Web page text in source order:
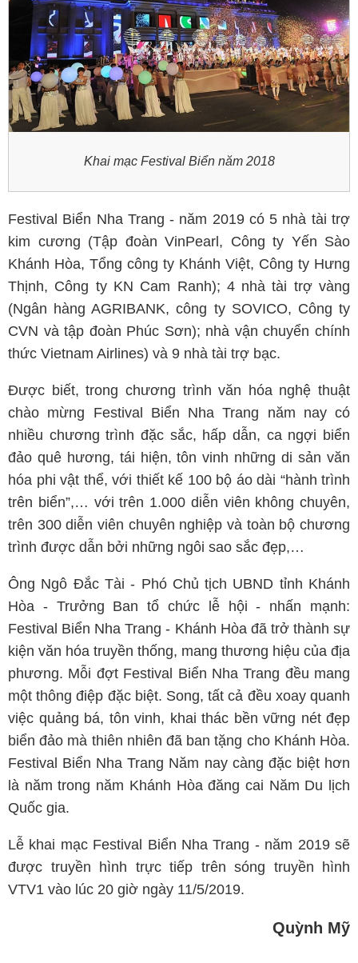
Khai mạc Festival Biển năm 2018
Festival Biển Nha Trang - năm 2019 có 5 nhà tài trợ
kim cương (Tập đoàn VinPearl, Công ty Yến Sào
Khánh Hòa, Tổng công ty Khánh Việt, Công ty Hưng
Thịnh, Công ty KN Cam Ranh); 4 nhà tài trợ vàng
(Ngân hàng AGRIBANK, công ty SOVICO, Công ty
CVN và tập đoàn Phúc Sơn); nhà vận chuyển chính
thức Vietnam Airlines) và 9 nhà tài trợ bạc.
Được biết, trong chương trình văn hóa nghệ thuật
chào mừng Festival Biển Nha Trang năm nay có
nhiều chương trình đặc sắc, hấp dẫn, ca ngợi biển
đảo quê hương, tái hiện, tôn vinh những di sản văn
hóa phi vật thể, với thiết kế 100 bộ áo dài “hành trình
trên biển”,… với trên 1.000 diễn viên không chuyên,
trên 300 diễn viên chuyên nghiệp và toàn bộ chương
trình được dẫn bởi những ngôi sao sắc đẹp,…
Ông Ngô Đắc Tài - Phó Chủ tịch UBND tỉnh Khánh
Hòa - Trưởng Ban tổ chức lễ hội - nhấn mạnh:
Festival Biển Nha Trang - Khánh Hòa đã trở thành sự
kiện văn hóa truyền thống, mang thương hiệu của địa
phương. Mỗi đợt Festival Biển Nha Trang đều mang
một thông điệp đặc biệt. Song, tất cả đều xoay quanh
việc quảng bá, tôn vinh, khai thác bền vững nét đẹp
biển đảo mà thiên nhiên đã ban tặng cho Khánh Hòa.
Festival Biển Nha Trang Năm nay càng đặc biệt hơn
là năm trong năm Khánh Hòa đăng cai Năm Du lịch
Quốc gia.
Lễ khai mạc Festival Biển Nha Trang - năm 2019 sẽ
được truyền hình trực tiếp trên sóng truyền hình
VTV1 vào lúc 20 giờ ngày 11/5/2019.
Quỳnh Mỹ